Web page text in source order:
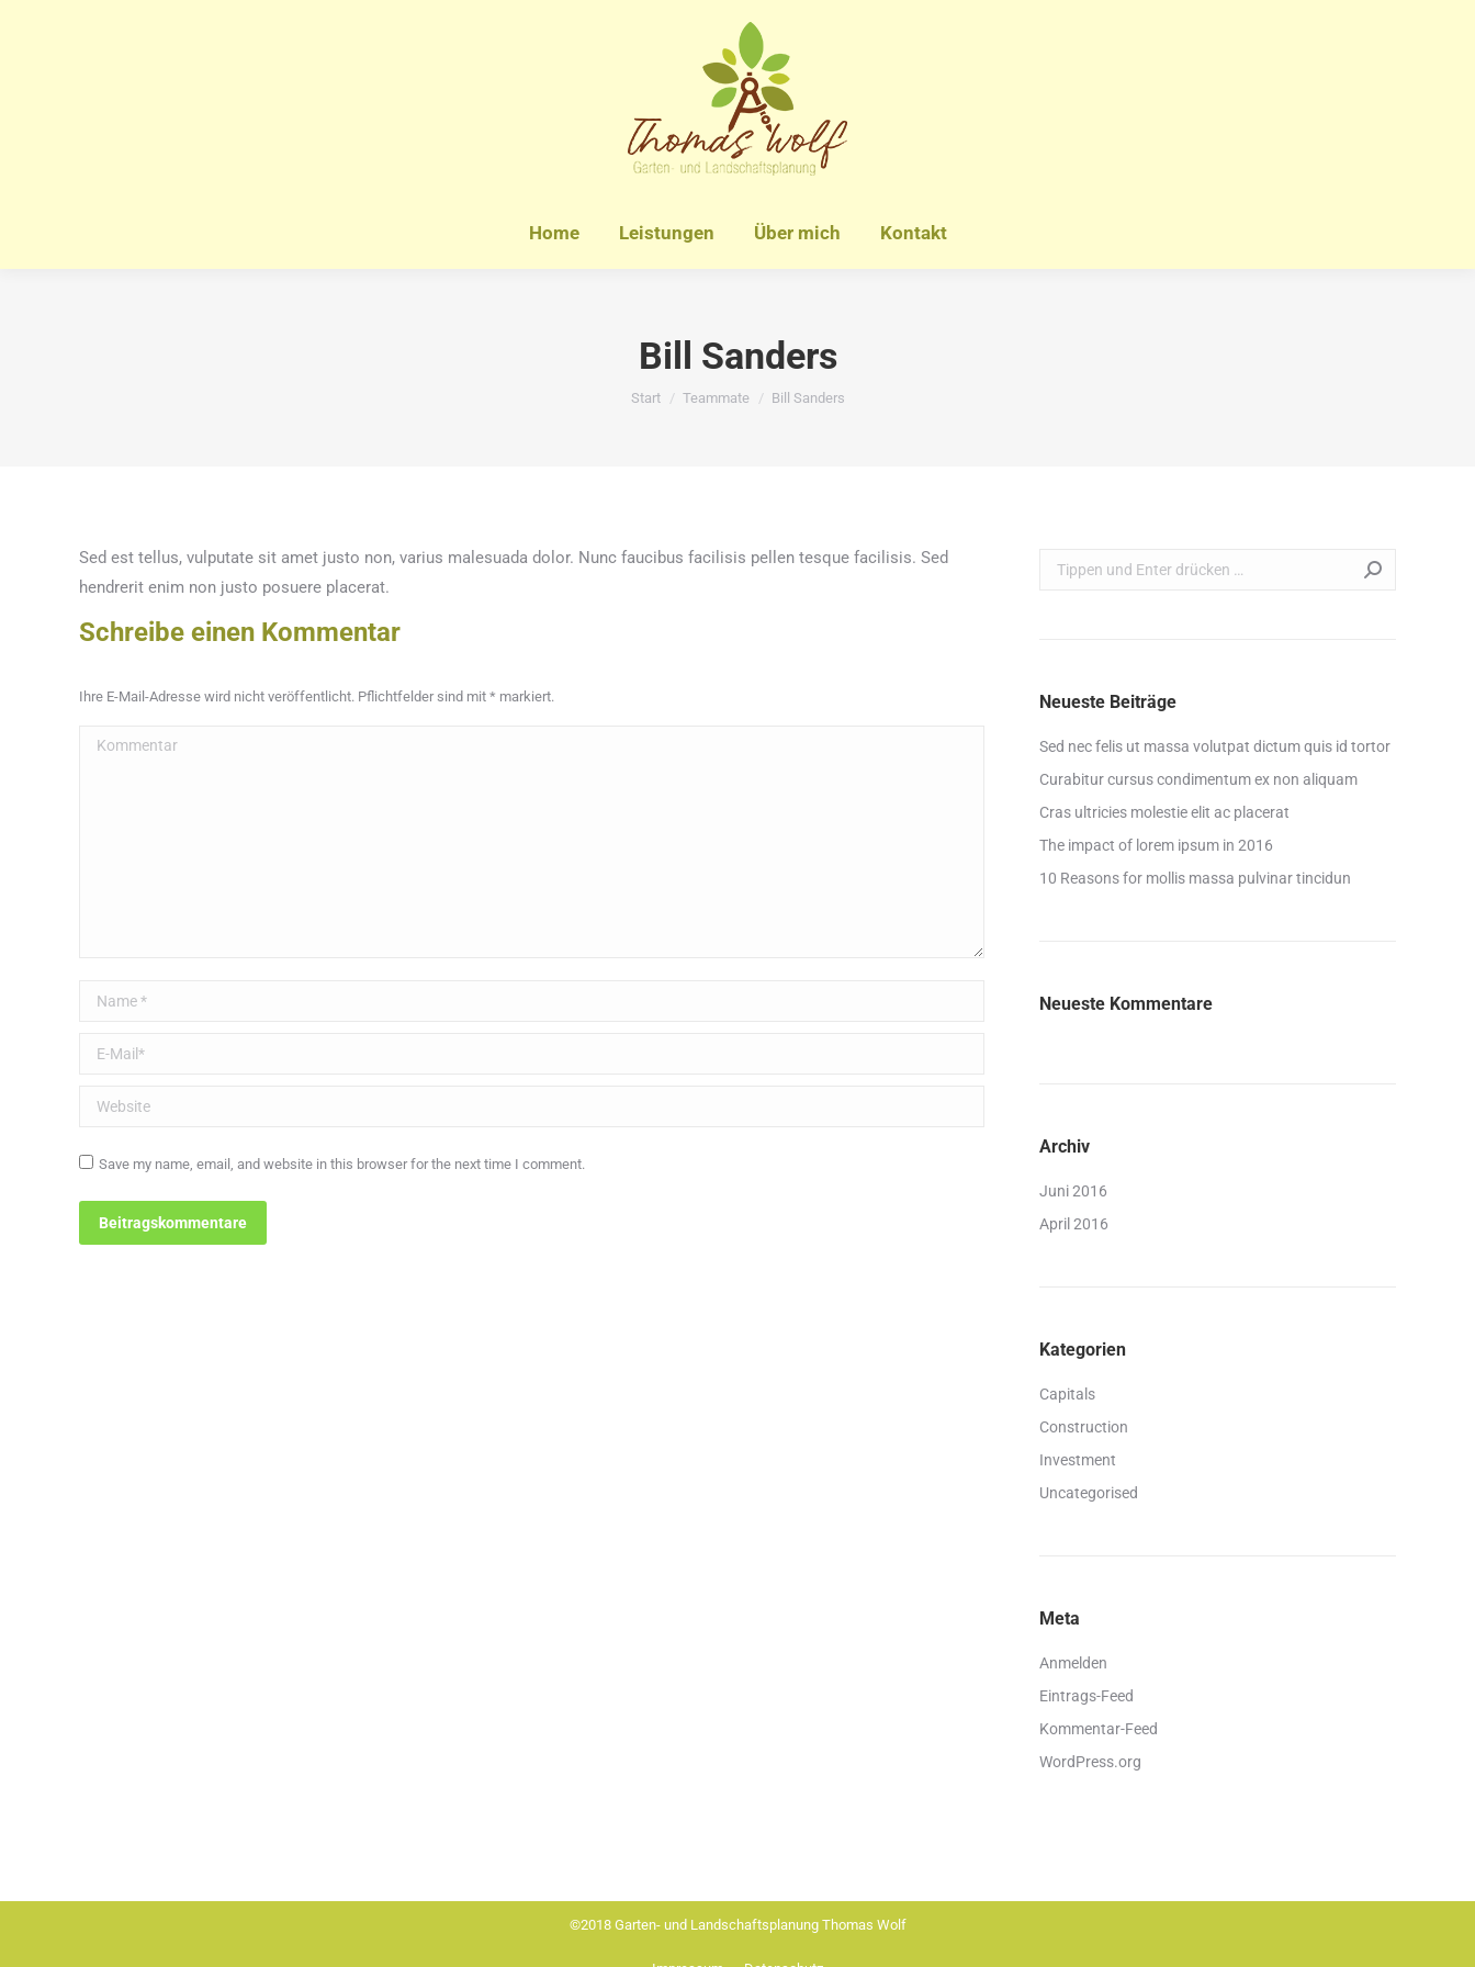
Home Leistungen Über mich Kontakt
Bill Sanders
Sie befinden sich hier:
Start Teammate Bill Sanders
Sed est tellus, vulputate sit amet justo non, varius malesuada dolor. Nunc faucibus facilisis pellen tesque facilisis. Sed
hendrerit enim non justo posuere placerat.
Schreibe einen Kommentar
Ihre E-Mail-Adresse wird nicht veröffentlicht. Pflichtfelder sind mit * markiert.
Kommentar
Name *
E-Mail *
Website
Save my name, email, and website in this browser for the next time I comment.
Beitragskommentare
Search:
Neueste Beiträge
Sed nec felis ut massa volutpat dictum quis id tortor
Curabitur cursus condimentum ex non aliquam
Cras ultricies molestie elit ac placerat
The impact of lorem ipsum in 2016
10 Reasons for mollis massa pulvinar tincidun
Neueste Kommentare
Archiv
Juni 2016
April 2016
Kategorien
Capitals
Construction
Investment
Uncategorised
Meta
Anmelden
Eintrags-Feed
Kommentar-Feed
WordPress.org
©2018 Garten- und Landschaftsplanung Thomas Wolf